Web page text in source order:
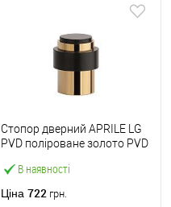
В наявності
Стопор дверний APRILE LG
PVD поліроване золото PVD
Ціна 722 грн.